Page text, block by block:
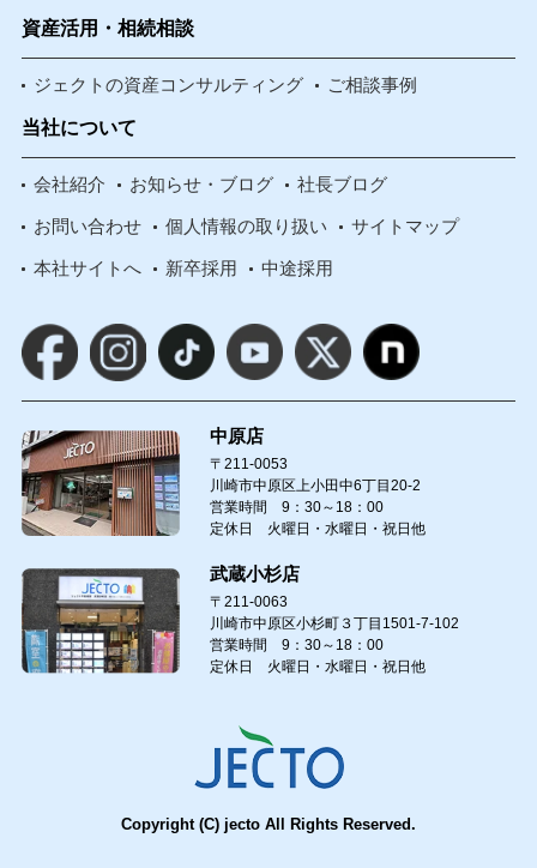
資産活用・相続相談
ジェクトの資産コンサルティング ご相談事例
当社について
会社紹介 お知らせ・ブログ 社長ブログ
お問い合わせ 個人情報の取り扱い サイトマップ
本社サイトへ 新卒採用 中途採用
中原店
〒211-0053
川崎市中原区上小田中6丁目20-2
営業時間 9：30～18：00
定休日 火曜日・水曜日・祝日他
武蔵小杉店
〒211-0063
川崎市中原区小杉町３丁目1501-7-102
営業時間 9：30～18：00
定休日 火曜日・水曜日・祝日他
Copyright (C) jecto All Rights Reserved.